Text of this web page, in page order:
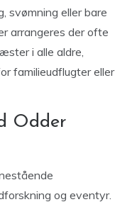
svømning eller bare
arrangeres der ofte
i alle aldre,
familieudflugter eller
Odder
og eventyr.